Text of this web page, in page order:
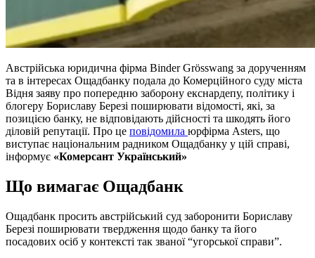
Австрійська юридична фірма Binder Grösswang за дорученням
та в інтересах Ощадбанку подала до Комерційного суду міста
Відня заяву про попередню заборону екснардепу, політику і
блогеру Бориславу Березі поширювати відомості, які, за
позицією банку, не відповідають дійсності та шкодять його
діловій репутації. Про це повідомила юрфірма Asters, що
виступає національним радником Ощадбанку у цій справі,
інформує «Комерсант Український»
Що вимагає Ощадбанк
Ощадбанк просить австрійський суд заборонити Бориславу
Березі поширювати твердження щодо банку та його
посадових осіб у контексті так званої “угорської справи”.